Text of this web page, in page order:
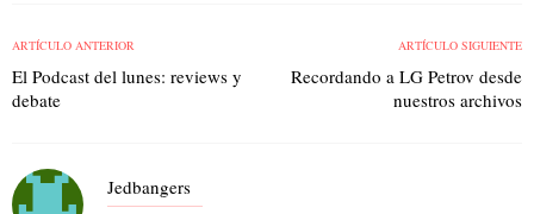
ARTÍCULO ANTERIOR
El Podcast del lunes: reviews y
debate
ARTÍCULO SIGUIENTE
Recordando a LG Petrov desde
nuestros archivos
Jedbangers